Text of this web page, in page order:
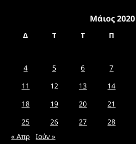
Μάιος 2020
Δ Τ Τ Π
4
5 6 7
11
12 13 14
18
19 20 21
25
26 27 28
« Απρ
Ιούν »